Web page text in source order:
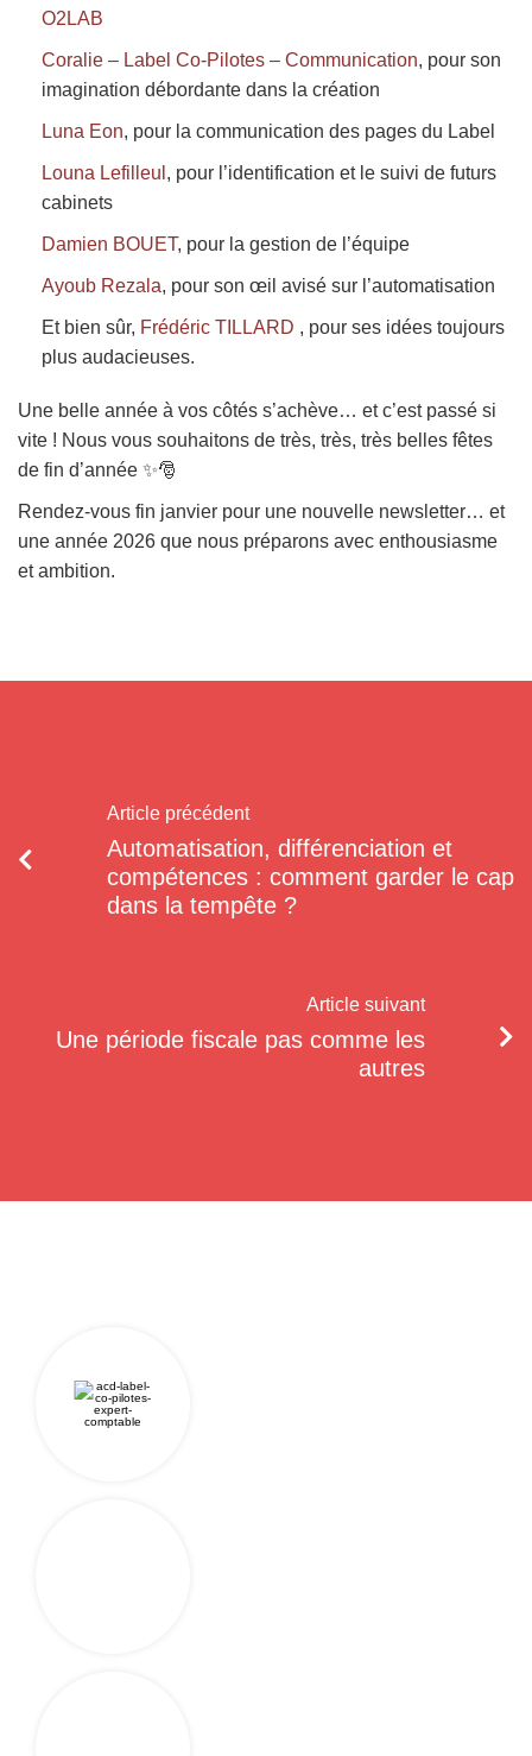
O2LAB
Coralie – Label Co-Pilotes – Communication, pour son
imagination débordante dans la création
Luna Eon, pour la communication des pages du Label
Louna Lefilleul , pour l’identification et le suivi de futurs
cabinets
Damien BOUET, pour la gestion de l’équipe
Ayoub Rezala, pour son œil avisé sur l’automatisation
Et bien sûr, Frédéric TILLARD , pour ses idées toujours
plus audacieuses.
Une belle année à vos côtés s’achève… et c’est passé si
vite ! Nous vous souhaitons de très, très, très belles fêtes
de fin d’année ✨🎅
Rendez-vous fin janvier pour une nouvelle newsletter… et
une année 2026 que nous préparons avec enthousiasme
et ambition.
Article précédent
Automatisation, différenciation et
compétences : comment garder le cap
dans la tempête ?
Article suivant
Une période fiscale pas comme les
autres